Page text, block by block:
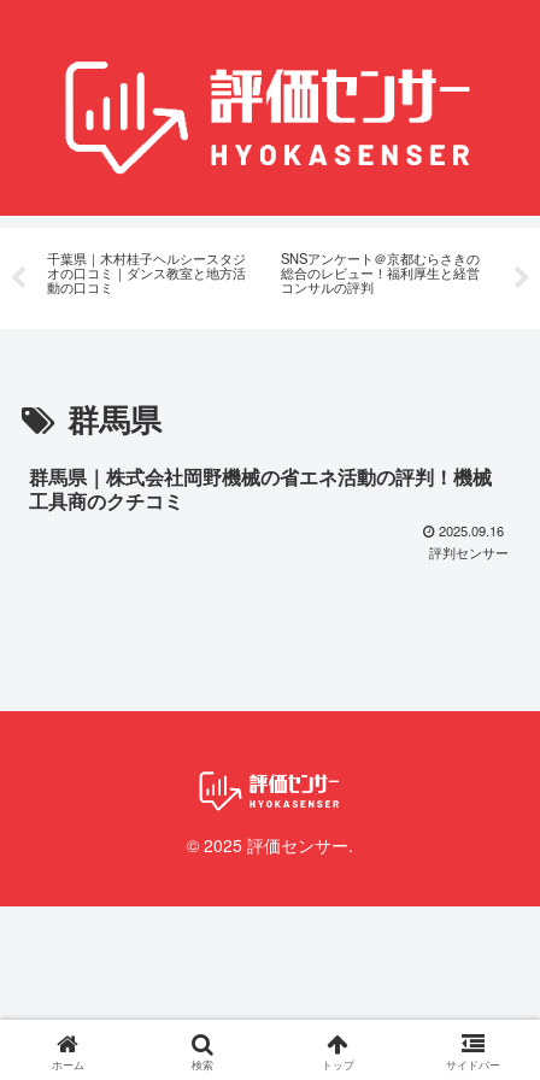
千葉県｜木村桂子ヘルシースタジ
オの口コミ｜ダンス教室と地方活
動の口コミ
SNSアンケート＠京都むらさきの
総合のレビュー！福利厚生と経営
コンサルの評判
ビ
群馬県
群馬県｜株式会社岡野機械の省エネ活動の評判！機械
工具商のクチコミ
2025.09.16
評判センサー
© 2025 評価センサー.
ホーム 検索 トップ サイドバー